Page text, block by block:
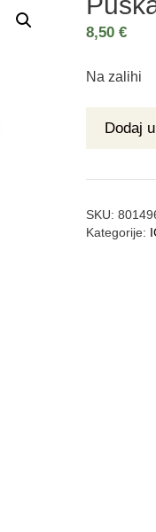
8,50€
Na zalihi
Dodaj
SKU:
Kategorije: